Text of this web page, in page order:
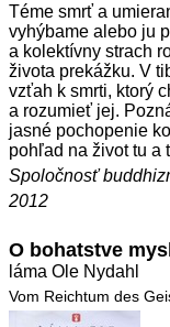
Téme smrť a
vyhýbame alebo ju
a kolektívny strach
života prekážku. V
vzťah k smrti, ktorý
a rozumieť jej.
jasné pochopenie
pohľad na život tu a
Spoločnosť
2012
O bohatstve
láma Ole Nydahl
Vom Reichtum des